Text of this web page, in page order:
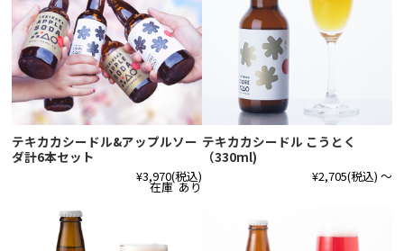
テキカカシードル&アップルソー
ダ計6本セット
¥3,970(税込)
在庫 あり
テキカカシードル こうとく
（330ml)
¥2,705(税込) ～